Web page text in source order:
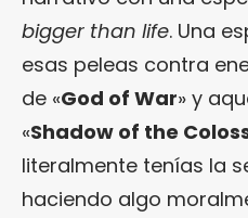
bigger than life. Una
esas peleas contra
de «God of War» y
«Shadow of the
literalmente tenías la
haciendo algo